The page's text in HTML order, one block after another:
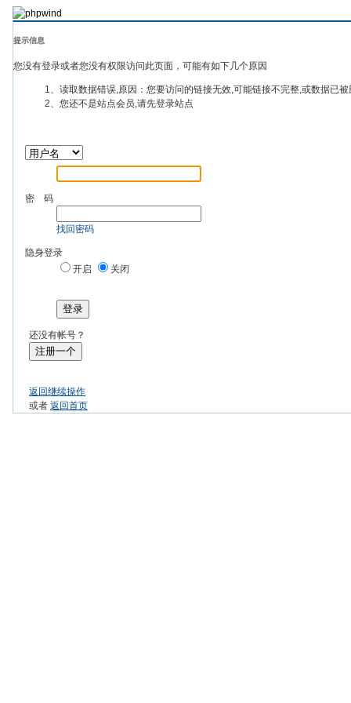
提示信息
您没有登录或者您没有权限访问此页面，可能有如下几个原因
1、读取数据错误,原因：您要访问的链接无效,可能链接不完整,或数据已
2、您还不是站点会员,请先登录站点
密 码
找回密码
隐身登录
开启
关闭
登录
还没有帐号？
注册一个
返回继续操作
或者返回首页